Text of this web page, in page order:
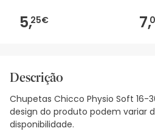
5,25€ 7,
Descrição
Chupetas Chicco Physio Soft 16-
design do produto podem variar
disponibilidade.